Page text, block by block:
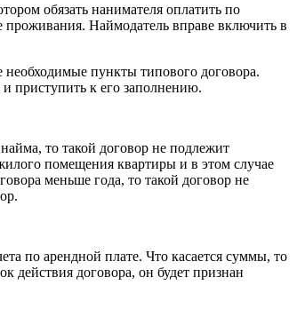
обязать нанимателя оплатить по
Наймодатель вправе включить в
пункты типового договора.
приступить к его заполнению.
то такой договор не подлежит
помещения квартиры и в этом случае
меньше года, то такой договор не
по арендной плате. Что касается суммы, то
действия договора, он будет признан